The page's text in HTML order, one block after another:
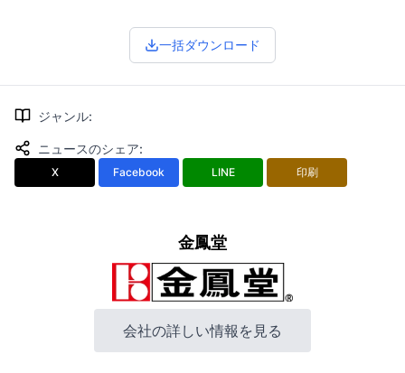
一括ダウンロード
ジャンル:
ニュースのシェア:
X Facebook LINE 印刷
金鳳堂
会社の詳しい情報を見る